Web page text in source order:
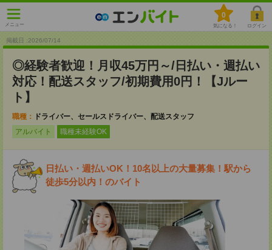
メニュー
0
気になる！ ログイン
掲載日 :2026/07/14
◎経験者歓迎！月収45万円～/日払い・週払い
対応！配送スタッフ/初期費用0円！【Jルー
ト】
職種：
ドライバー、セールスドライバー、配送スタッフ
アルバイト
職種未経験OK
日払い・週払いOK！10名以上の大量募集！駅から
徒歩5分以内！のバイト